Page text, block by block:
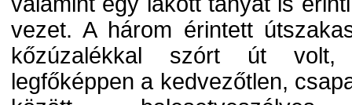
vezet. A három érintett
kőzúzalékkal szórt út volt,
legfőképpen a kedvezőtlen,